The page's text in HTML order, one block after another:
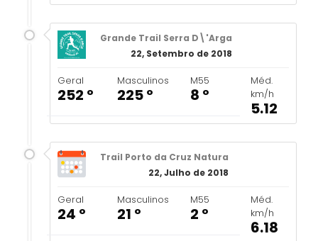
Grande Trail Serra D\'Arga
22, Setembro de 2018
Geral
252 º
Masculinos
225 º
M55
8 º
Méd.
km/h
5.12
Trail Porto da Cruz Natura
22, Julho de 2018
Geral
24 º
Masculinos
21 º
M55
2 º
Méd.
km/h
6.18